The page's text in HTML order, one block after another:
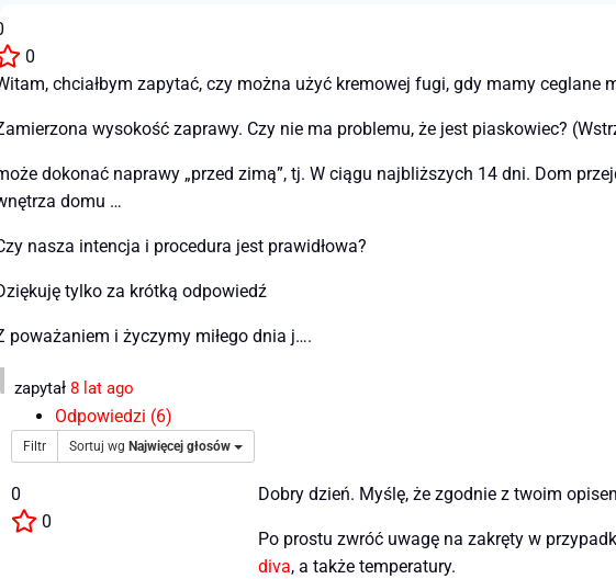
0
chciałbym zapytać, czy można użyć kremowej fugi, gdy mamy
wysokość zaprawy. Czy nie ma problemu, że jest piaskowiec?
dokonać naprawy „przed zimą”, tj. W ciągu najbliższych 14 dni. Dom
domu …
nasza intencja i procedura jest prawidłowa?
tylko za krótką odpowiedź
poważaniem i życzymy miłego dnia j….
zapytał 8 lat ago
Odpowiedzi (6)
Filtr Sortuj wg Najwięcej głosów
0
0
Dobry dzień. Myślę, że zgodnie z twoim
Po prostu zwróć uwagę na zakręty w
diva, a także temperatury.